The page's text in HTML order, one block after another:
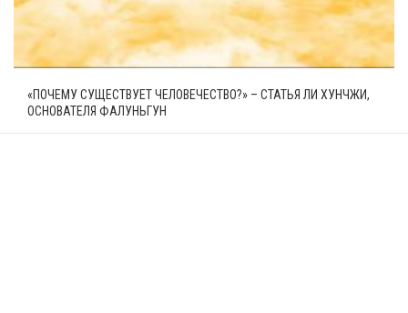
«ПОЧЕМУ СУЩЕСТВУЕТ ЧЕЛОВЕЧЕСТВО?» – СТАТЬЯ ЛИ ХУНЧЖИ,
ОСНОВАТЕЛЯ ФАЛУНЬГУН